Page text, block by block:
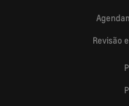
Revisão